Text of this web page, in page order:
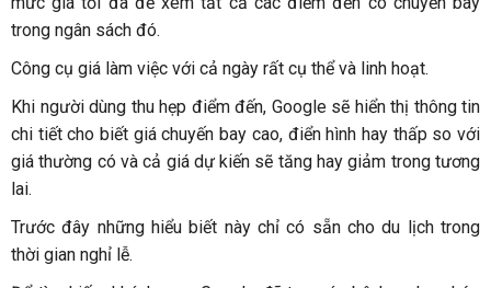
trong ngân sách đó.
Công cụ giá làm việc với cả ngày rất cụ thể và linh hoạt.
Khi người dùng thu hẹp điểm đến, Google sẽ hiển thị thông tin
chi tiết cho biết giá chuyến bay cao, điển hình hay thấp so với
giá thường có và cả giá dự kiến sẽ tăng hay giảm trong tương
lai.
Trước đây những hiểu biết này chỉ có sẵn cho du lịch trong
thời gian nghỉ lễ.